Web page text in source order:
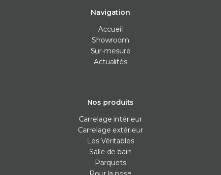
Navigation
Accueil
Showroom
Sur-mesure
Actualités
Nos produits
Carrelage intérieur
Carrelage extérieur
Les Véritables
Salle de bain
Parquets